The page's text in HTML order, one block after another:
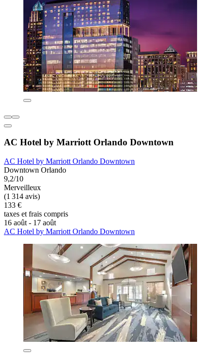
AC Hotel by Marriott Orlando Downtown
AC Hotel by Marriott Orlando Downtown
Downtown Orlando
9,2/10
Merveilleux
(1 314 avis)
133 €
taxes et frais compris
16 août - 17 août
AC Hotel by Marriott Orlando Downtown